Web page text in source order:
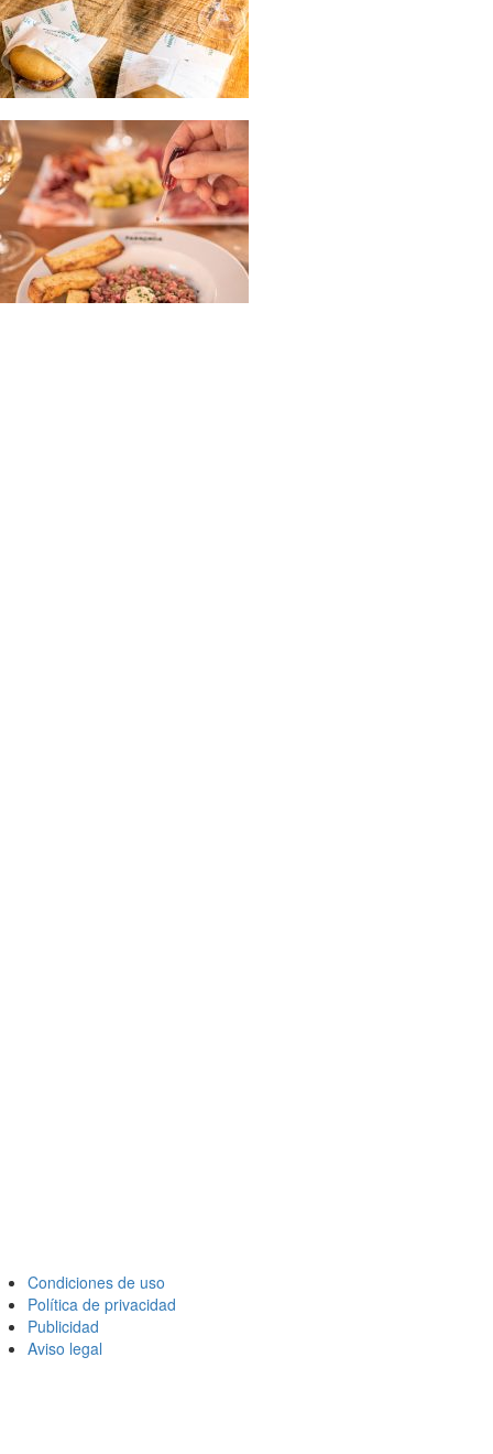
Condiciones de uso
Política de privacidad
Publicidad
Aviso legal